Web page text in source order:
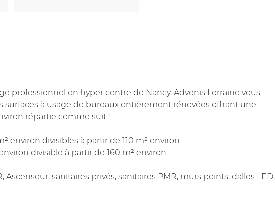
professionnel en hyper centre de Nancy, Advenis Lorraine vous
surfaces à usage de bureaux entièrement rénovées offrant une
répartie comme suit :
environ divisibles à partir de 110 m² environ
divisible à partir de 160 m² environ
Ascenseur, sanitaires privés, sanitaires PMR, murs peints, dalles LED,